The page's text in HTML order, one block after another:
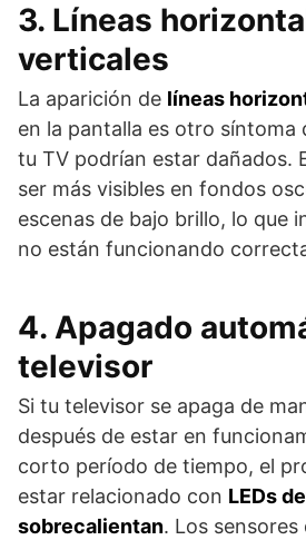
3. Líneas
verticales
La aparición de líneas
en la pantalla es otro síntoma
tu TV podrían estar dañados.
ser más visibles en fondos
escenas de bajo brillo, lo que
no están funcionando
4. Apagado
televisor
Si tu televisor se apaga de
después de estar en
corto período de tiempo, el
estar relacionado con LEDs
sobrecalientan. Los